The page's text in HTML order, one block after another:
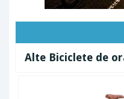
Alte Biciclete de